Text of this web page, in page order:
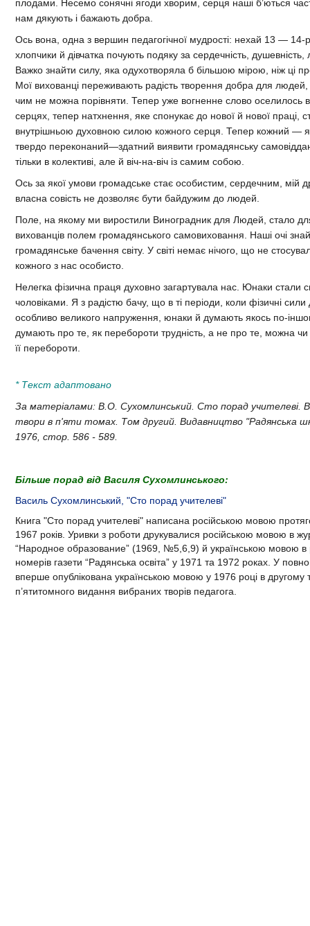
плодами. Несемо сонячні ягоди хворим, серця наші б’ються
нам дякують і бажають добра.
Ось вона, одна з вершин педагогічної мудрості: нехай 13 — 14-
хлопчики й дівчатка почують подяку за сердечність, душевність,
Важко знайти силу, яка одухотворяла б більшою мірою, ніж ці
Мої вихованці переживають радість творення добра для людей,
чим не можна порівняти. Тепер уже вогненне слово оселилось в
серцях, тепер натхнення, яке спонукає до нової й нової праці,
внутрішньою духовною силою кожного серця. Тепер кожний —
твердо переконаний—здатний виявити громадянську
тільки в колективі, але й віч-на-віч із самим собою.
Ось за якої умови громадське стає особистим, сердечним, мій
власна совість не дозволяє бути байдужим до людей.
Поле, на якому ми виростили Виноградник для Людей, стало
вихованців полем громадянського самовиховання. Наші очі
громадянське бачення світу. У світі немає нічого, що не
кожного з нас особисто.
Нелегка фізична праця духовно загартувала нас. Юнаки стали
чоловіками. Я з радістю бачу, що в ті періоди, коли фізичні сили
особливо великого напруження, юнаки й думають якось по-
думають про те, як перебороти трудність, а не про те, можна
її перебороти.
* Текст адаптовано
За матеріалами: В.О. Сухомлинський. Сто порад учителеві.
твори в п'яти томах. Том другий. Видавництво "Радянська
1976, стор. 586 - 589.
Більше порад від Василя Сухомлинського:
Василь Сухомлинський, "Сто порад учителеві"
Книга "Сто порад учителеві" написана російською мовою
1967 років. Уривки з роботи друкувалися російською мовою в
“Народное образование” (1969, №5,6,9) й українською мовою в
номерів газети “Радянська освіта” у 1971 та 1972 роках. У
вперше опублікована українською мовою у 1976 році в другому
п’ятитомного видання вибраних творів педагога.